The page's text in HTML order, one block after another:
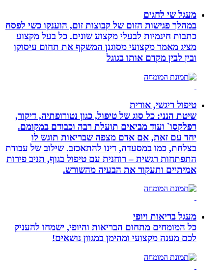
מעגל שי לחגים
במהלך פגישות הזום של קבוצות זום, הוענקו כשי לפסח
כתבות חינמיות לבעלי מקצוע שונים. כל בעל מקצוע
מציג מאמר מקצועי מסוגנן המשקף את תחום עיסוקו
ובין לבין מקדם אותו בגוגל
טיפול ריגשי, אורית
שיטת הנני: כל סוג של טיפול, כגון נטורופתיה, דיקור,
רפלקסו` ועוד מביאים תועלת רבה וכבודם במקומם.
יחד עם זאת, אם אדם מצפה שבריאות תוגש לו
בצלחת, כמו במסעדה, דינו להתאכזב. שילוב של עבודת
התפתחות רגשית – רוחנית עם טיפול בגוף, תניב פירות
אמיתיים ותעקור את הבעיה מהשורש.
מעגל בריאות ויופי
כל המומחים מתחום הבריאות והיופי, ישמחו להעניק
לכם מענה מקצועי ומהימן במגוון נושאים!